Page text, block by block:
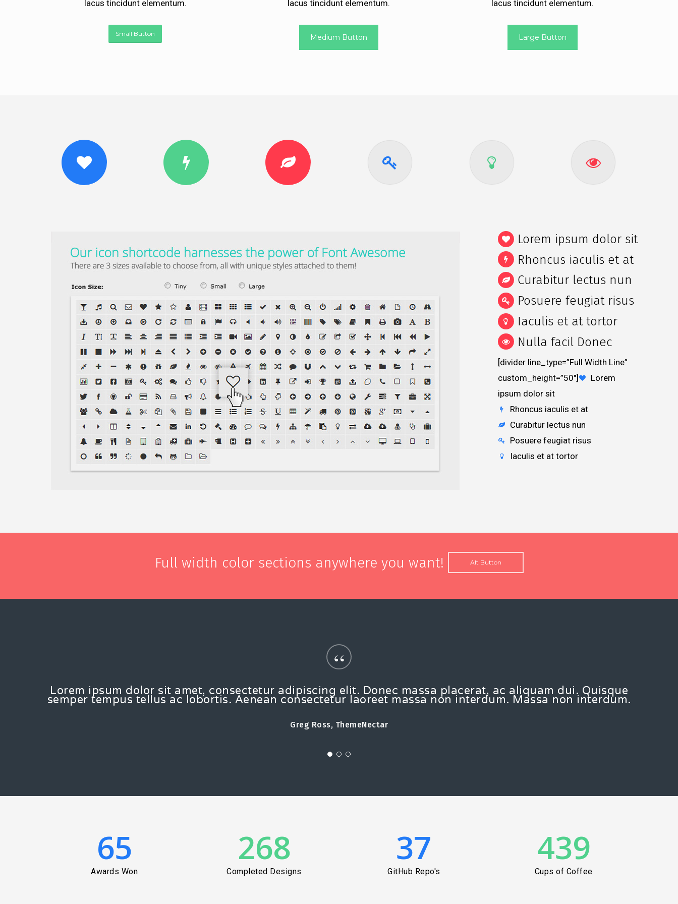
lacus tincidunt elementum.
Small Button
lacus tincidunt elementum.
Medium Button
lacus tincidunt elementum.
Large Button
Lorem ipsum dolor sit
Rhoncus iaculis et at
Curabitur lectus nun
Posuere feugiat risus
Iaculis et at tortor
Nulla facil Donec
[divider line_type=”Full Width Line”
custom_height=”50″]
Lorem
ipsum dolor sit
Rhoncus iaculis et at
Curabitur lectus nun
Posuere feugiat risus
Iaculis et at tortor
Full width color sections anywhere you want! Alt Button
“
Lorem ipsum dolor sit amet, consectetur adipiscing elit. Donec massa placerat, ac aliquam dui. Quisque
semper tempus tellus ac lobortis. Aenean consectetur laoreet massa non interdum. Massa non interdum.
Greg Ross, ThemeNectar
65
Awards Won
268
Completed Designs
37
GitHub Repo's
439
Cups of Coffee